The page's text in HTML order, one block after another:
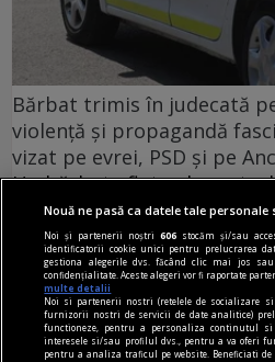
Bărbat trimis în judecată
violență și propagandă
vizat pe evrei, PSD și pe
Un bărbat aflat sub
în judecată de procurorii
Judecătoria Sectorului 6
de mai multe fapte de
discriminare, dar și de
materiale fasciste,
Nouă ne pasă ca datele tale
Noi și partenerii noștri606 stocăm și/sau
identificatorii cookie unici pentru prelucrarea
gestiona alegerile dvs. făcând clic mai jos
confidențialitate. Aceste alegeri vor fi raportate
multe detalii
Noi si partenerii nostri (retelele de socializare
furnizorii nostri de servicii de date analitice)
functioneze, pentru a personaliza continutul
interesele si/sau profilul dvs., pentru a va oferi
pentru a analiza traficul pe website. Beneficiati